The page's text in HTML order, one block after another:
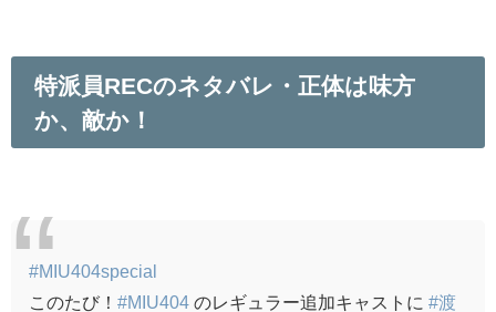
特派員RECのネタバレ・正体は味方
か、敵か！
#MIU404special
このたび！ #MIU404 のレギュラー追加キャストに #渡